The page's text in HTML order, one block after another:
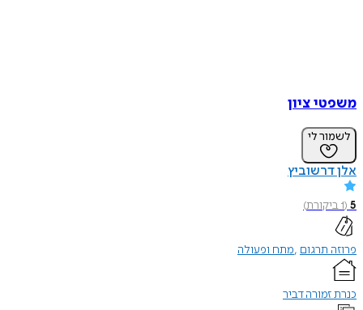
משפטי ציון
לשמור לי
אלן דרשוביץ
5
(
1ביקורת)
פרוזה תרגום מתח ופעולה
כנרת זמורה דביר